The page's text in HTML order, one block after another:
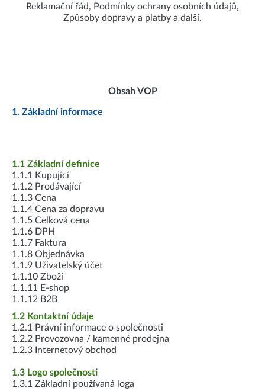
Reklamační řád, Podmínky ochrany osobních údajů,
Způsoby dopravy a platby a další.
Obsah VOP
1. Základní informace
1.1 Základní definice
1.1.1 Kupující
1.1.2 Prodávající
1.1.3 Cena
1.1.4 Cena za dopravu
1.1.5 Celková cena
1.1.6 DPH
1.1.7 Faktura
1.1.8 Objednávka
1.1.9 Uživatelský účet
1.1.10 Zboží
1.1.11 E-shop
1.1.12 B2B
1.2 Kontaktní údaje
1.2.1 Právní informace o společnosti
1.2.2 Provozovna / kamenné prodejna
1.2.3 Internetový obchod
1.3 Logo společnosti
1.3.1 Základní používaná loga